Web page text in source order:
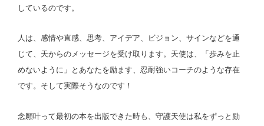
しているのです。
人は、感情や直感、思考、アイデア、ビジョン、サインなどを通
じて、天からのメッセージを受け取ります。天使は、「歩みを止
めないように」とあなたを励ます、忍耐強いコーチのような存在
です。そして実際そうなのです！
念願叶って最初の本を出版できた時も、守護天使は私をずっと励